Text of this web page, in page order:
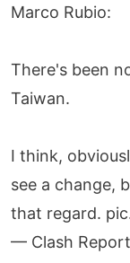
Marco Rubio:
There's been
Taiwan.
I think,
see a change,
that regard.
— Clash